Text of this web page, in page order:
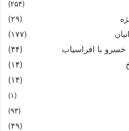
(۲۵۴)
(۲۹)
(۱۷۷)
با افراسیاب
(۴۴)
(۱۴)
(۱۴)
(۱)
(۹۳)
(۴۹)